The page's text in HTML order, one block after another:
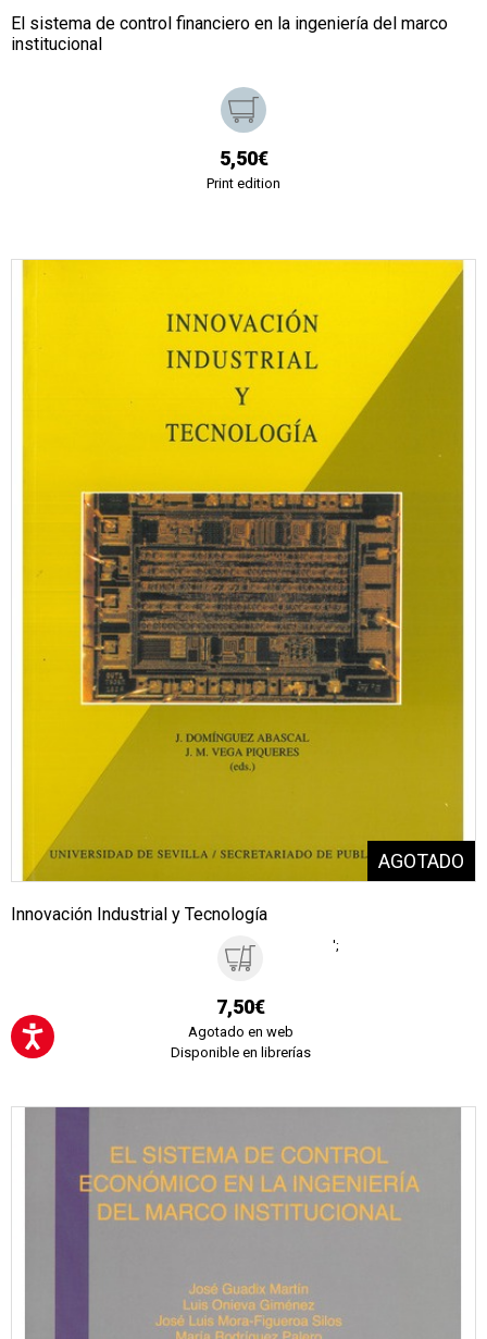
El sistema de control financiero en la ingeniería del marco
institucional
5,50€
Print edition
Innovación Industrial y Tecnología
7,50€
Agotado en web
Disponible en librerías
';